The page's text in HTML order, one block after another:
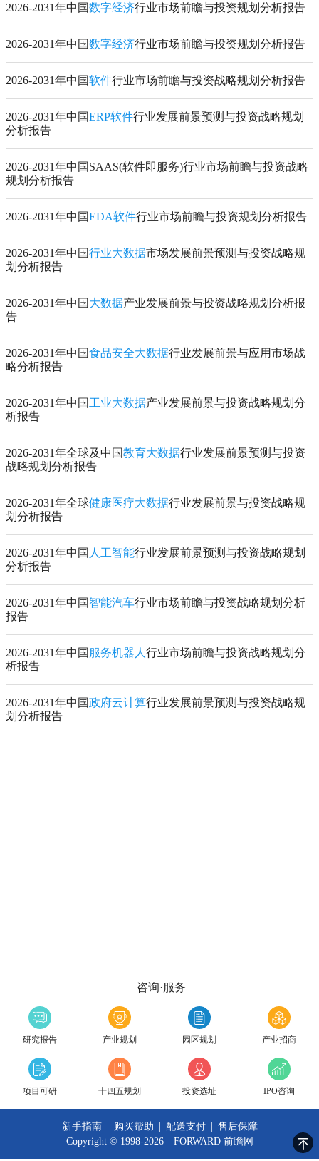
2026-2031年中国数字经济行业市场前瞻与投资规划分析报告
2026-2031年中国数字经济行业市场前瞻与投资规划分析报告
2026-2031年中国软件行业市场前瞻与投资战略规划分析报告
2026-2031年中国ERP软件行业发展前景预测与投资战略规划
分析报告
2026-2031年中国SAAS(软件即服务)行业市场前瞻与投资战略
规划分析报告
2026-2031年中国EDA软件行业市场前瞻与投资规划分析报告
2026-2031年中国行业大数据市场发展前景预测与投资战略规
划分析报告
2026-2031年中国 大数据产业发展前景与投资战略规划分析报
告
2026-2031年中国食品安全大数据行业发展前景与应用市场战
略分析报告
2026-2031年中国 工业大数据产业发展前景与投资战略规划分
析报告
2026-2031年全球及中国教育大数据行业发展前景预测与投资
战略规划分析报告
2026-2031年全球健康医疗大数据行业发展前景与投资战略规
划分析报告
2026-2031年中国 人工智能行业发展前景预测与投资战略规划
分析报告
2026-2031年中国 智能汽车行业市场前瞻与投资战略规划分析
报告
2026-2031年中国 服务机器人 行业市场前瞻与投资战略规划分
析报告
2026-2031年中国政府云计算行业发展前景预测与投资战略规
划分析报告
咨询·服务
研究报告 产业规划 园区规划 产业招商
项目可研 十四五规划 投资选址 IPO咨询
新手指南 购买帮助 配送支付
售后保障
Copyright © 1998-2026 FORWARD 前瞻网